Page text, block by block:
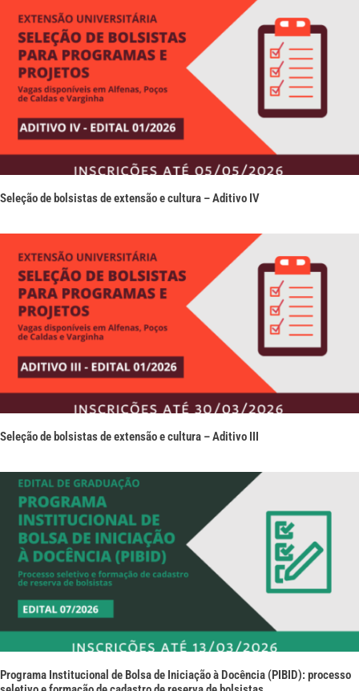
Seleção de bolsistas de extensão e cultura – Aditivo IV
Seleção de bolsistas de extensão e cultura – Aditivo III
Programa Institucional de Bolsa de Iniciação à Docência (PIBID): processo